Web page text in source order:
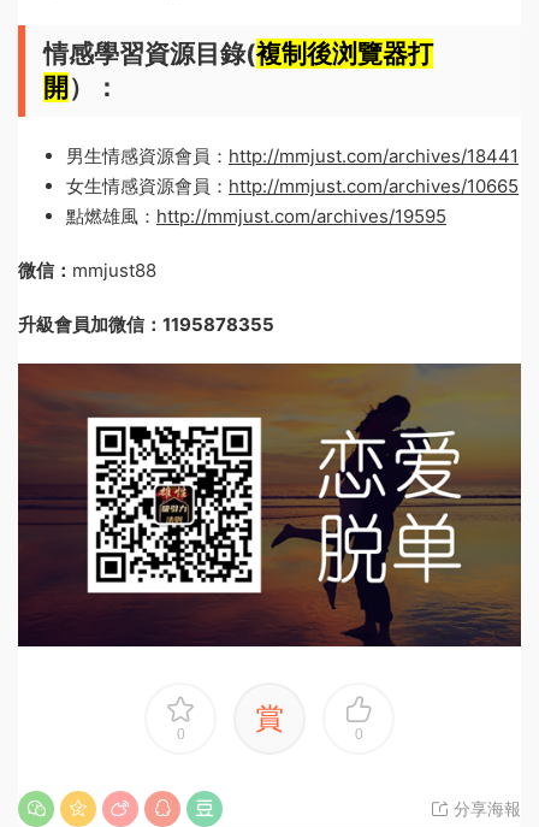
情感學習資源目錄(複制後浏覽器打
開 ）：
男生情感資源會員： http://mmjust.com/archives/18441
女生情感資源會員： http://mmjust.com/archives/10665
點燃雄風： http://mmjust.com/archives/19595
微信： mmjust88
升級會員加微信：1195878355
0 賞 0
分享海報